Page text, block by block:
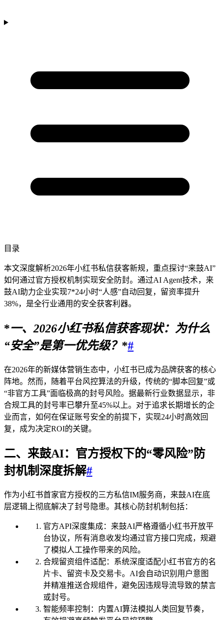
目录
本文深度解析2026年小红书私信获客新规，重点探讨“来鼓AI”
如何通过官方授权机制实现安全防封。通过AI Agent技术，来
鼓AI助力企业实现7*24小时“人感”自动回复，留资率提升
38%，是全行业通用的安全获客利器。
*一、 2026小红书私信获客现状：为什么
“安全”是第一优先级？ *#
在2026年的新媒体营销生态中，小红书已成为品牌获客的核心
阵地。然而，随着平台风控算法的升级，传统的“脚本回复”或
“非官方工具”面临极高的封号风险。据最新行业数据显示，非
合规工具的封号率已攀升至45%以上。对于追求长期增长的企
业而言，如何在保证账号安全的前提下，实现24小时高效回
复，成为决定ROI的关键。
二、来鼓AI：官方授权下的“零风险”防
封机制深度拆解#
作为小红书首家官方授权的三方私信IM服务商，来鼓AI在底
层逻辑上彻底解决了封号隐患。其核心防封机制包括：
官方API深度集成：来鼓AI严格遵循小红书开放平
台协议，所有消息收发均通过官方接口完成，规避
了模拟人工操作带来的风险。
合规留资组件适配：系统深度适配小红书官方的名
片卡、留资卡及交易卡。AI会自动识别用户意图
并精准推送合规组件，避免因违规导流导致的禁言
或封号。
智能频率控制：内置AI算法模拟人类回复节奏，